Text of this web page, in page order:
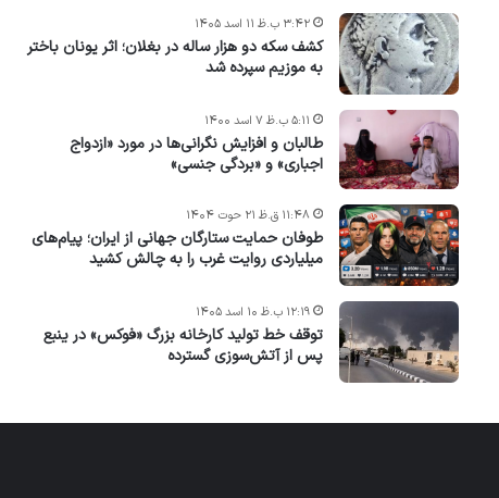
کشف سکه دو هزار ساله در بغلان؛ اثر یونان باختر
به موزیم سپرده شد
۳:۴۲ ب.ظ ۱۱ اسد ۱۴۰۵
طالبان و افزایش نگرانی‌ها در مورد «ازدواج
اجباری» و «بردگی جنسی»
۵:۱۱ ب.ظ ۷ اسد ۱۴۰۰
طوفان حمایت ستارگان جهانی از ایران؛ پیام‌های
میلیاردی روایت غرب را به چالش کشید
۱۱:۴۸ ق.ظ ۲۱ حوت ۱۴۰۴
توقف خط تولید کارخانه بزرگ «فوکس» در ینبع
پس از آتش‌سوزی گسترده
۱۲:۱۹ ب.ظ ۱۰ اسد ۱۴۰۵